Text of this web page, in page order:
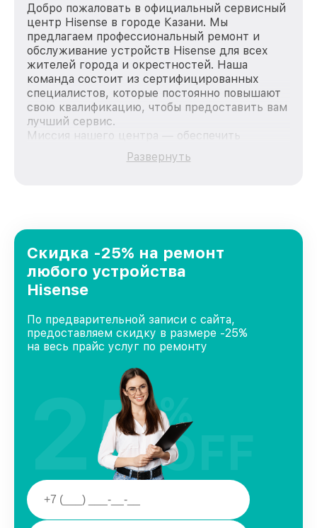
Добро пожаловать в официальный сервисный
центр Hisense в городе Казани. Мы
предлагаем профессиональный ремонт и
обслуживание устройств Hisense для всех
жителей города и окрестностей. Наша
команда состоит из сертифицированных
специалистов, которые постоянно повышают
свою квалификацию, чтобы предоставить вам
лучший сервис.
Миссия нашего центра — обеспечить
качественный и доступный ремонт для
каждого пользователя продукции Hisense,
Казани, постоянно повышая уровень доверия
и лояльности наших клиентов.
Развернуть
Скидка -25% на ремонт
любого устройства
Hisense
По предварительной записи с сайта,
предоставляем скидку в размере -25%
на весь прайс услуг по ремонту
25%
OFF